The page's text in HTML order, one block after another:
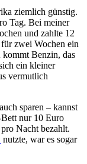
ziemlich günstig.
Tag. Bei meiner
und zahlte 12
zwei Wochen ein
Benzin, das
ein kleiner
vermutlich
sparen – kannst
nur 10 Euro
Nacht bezahlt.
nutzte, war es sogar